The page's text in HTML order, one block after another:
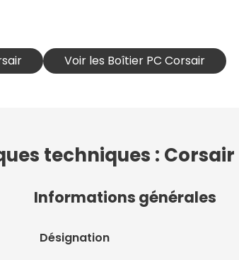
Voir les Boîtier PC Corsair
techniques : Corsair
Informations générales
Désignation